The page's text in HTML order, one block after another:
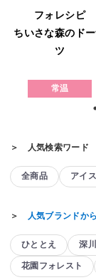
フォレシピ
ちいさな森のド
ツ
常温
＞ 人気検索ワード
全商品 アイス
＞ 人気ブランドか
ひととえ 深
花園フォレスト